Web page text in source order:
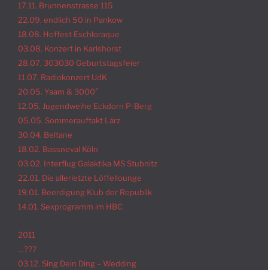
17.11. Brunnenstrasse 115
22.09. endlich 50 in Pankow
18.08. Hoffest Eschloraque
03.08. Konzert in Karlshorst
28.07. 303030 Geburtstagsfeier
11.07. Radiokonzert UdK
20.05. Yaam & 3000°
12.05. Jugendweihe Eckdorn P-Berg
05.05. Sommerauftakt Lärz
30.04. Beltane
18.02. Bassneval Köln
03.02. Interflug Galaktika MS Stubnitz
22.01. Die allerletzte Löffellounge
19.01. Beerdigung Klub der Republik
14.01. Sexprogramm im HBC
2011
…???
03.12. Sing Dein Ding – Wedding